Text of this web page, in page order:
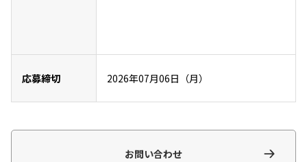
応募締切 2026年07月06日（月）
お問い合わせ